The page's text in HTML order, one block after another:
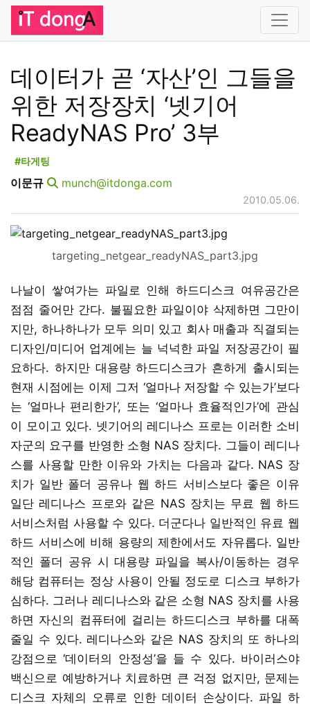
데이터가 곧 ‘자산’인 그들을
위한 저장장치 ‘넷기어
ReadyNAS Pro’ 3부
#타게팅
이문규 munch@itdonga.com
2010.05.06.
targeting_netgear_readyNAS_part3.jpg
나날이 쌓여가는 파일로 인해 하드디스크 여유공간은
점점 줄어만 간다. 불필요한 파일이야 삭제하면 그만이
지만, 하나하나가 모두 의미 있고 회사 매출과 직결되는
디자인/미디어 업계에는 늘 넉넉한 파일 저장공간이 필
요하다. 하지만 대용량 하드디스크가 흔하게 출시되는
현재 시점에는 이제 그저 ‘얼마나 저장할 수 있는가’보다
는 ‘얼마나 편리한가’, 또는 ‘얼마나 효율적인가’에 관심
이 모이고 있다. 넷기어의 레디나스 프로는 이러한 소비
자군의 요구를 반영한 소형 NAS 장치다. 그들이 레디나
스를 사용할 만한 이유와 가치는 다음과 같다. NAS 장
치가 일반 폴더 공유나 웹 하드 서비스보다 좋은 이유
일단 레디나스 프로와 같은 NAS 장치는 무료 웹 하드
서비스처럼 사용할 수 있다. 더군다나 일반적인 유료 웹
하드 서비스에 비해 용량의 제한에서도 자유롭다. 일반
적인 폴더 공유 시 대용량 파일을 복사/이동하는 경우
해당 컴퓨터는 정상 사용이 안될 정도로 디스크 부하가
심하다. 그러나 레디나스와 같은 소형 NAS 장치를 사용
하면 자신의 컴퓨터에 걸리는 하드디스크 부하를 대폭
줄일 수 있다. 레디나스와 같은 NAS 장치의 또 하나의
강점으로 ‘데이터의 안정성’을 들 수 있다. 바이러스야
백신으로 예방하거나 치료하면 큰 걱정 없지만, 문제는
디스크 자체의 오류로 인한 데이터 손상이다. 파일 하